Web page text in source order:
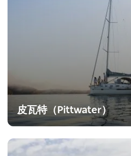
皮瓦特（Pittwater）